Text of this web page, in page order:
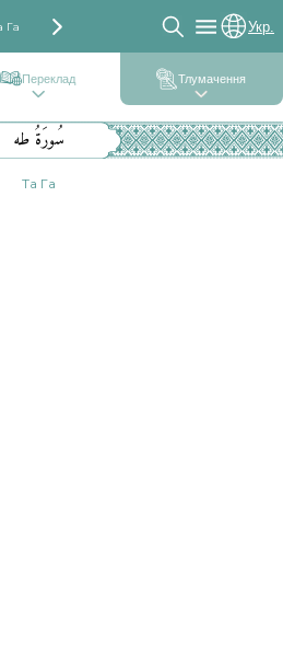
Га Укр.
Переклад Тлумачення
سُورَةُ طه
Та Га